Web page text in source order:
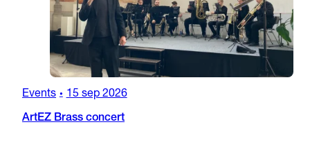
Events • 15 sep 2026
ArtEZ Brass concert